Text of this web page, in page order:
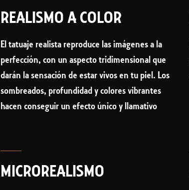
REALISMO A COLOR
El tatuaje realista reproduce las imágenes a la
perfección, con un aspecto tridimensional que
darán la sensación de estar vivos en tu piel. Los
sombreados, profundidad y colores vibrantes
hacen conseguir un efecto único y llamativo
MICROREALISMO